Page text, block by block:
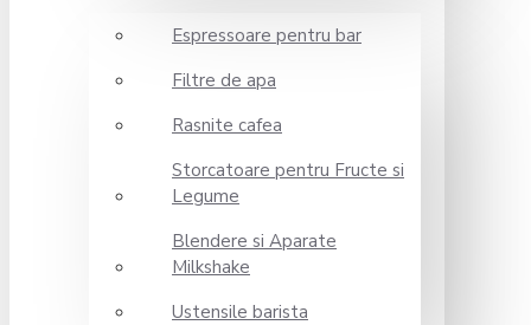
Espressoare pentru bar
Filtre de apa
Rasnite cafea
Storcatoare pentru Fructe si
Legume
Blendere si Aparate
Milkshake
Ustensile barista